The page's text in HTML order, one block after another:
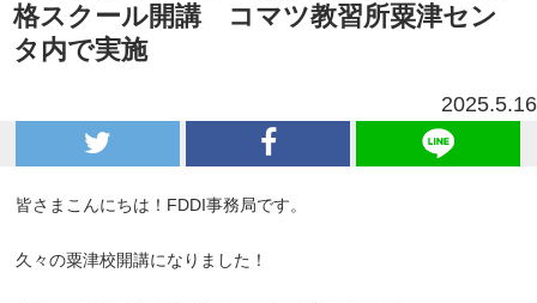
格スクール開講 コマツ教習所粟津セン
タ内で実施
2025.5.16
皆さまこんにちは！FDDI事務局です。
久々の粟津校開講になりました！